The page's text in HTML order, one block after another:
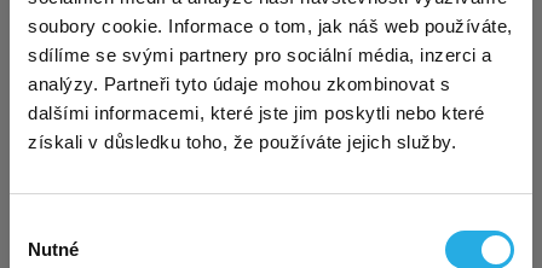
soubory cookie. Informace o tom, jak náš web používáte,
sdílíme se svými partnery pro sociální média, inzerci a
analýzy. Partneři tyto údaje mohou zkombinovat s
dalšími informacemi, které jste jim poskytli nebo které
získali v důsledku toho, že používáte jejich služby.
souhlasu
Nutné
adrese Radlická 48 přesně to, co hledáte? Podívejte
se na celou nabídku našich adres pro trvalý
pobyt
VYŘÍZENÍ TRVALÉHO
POBYTU
polovinu!
Sháníte solidní a přitom levné virtuální sídlo
OSVČ, firmu či spolek? Využijte mimořádnou akci a
sjednejte si u nás sídlona adrese Kurzova, Praha
, tak i na
STANDARD a PREMIUM. Výběr varianty je